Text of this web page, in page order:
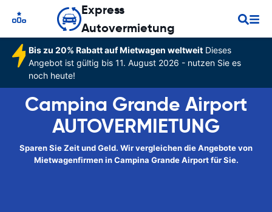
Express
Autovermietung
Bis zu 20% Rabatt auf Mietwagen weltweitDieses
Angebot ist gültig bis 11. August 2026 - nutzen Sie es
noch heute!
Campina Grande Airport
AUTOVERMIETUNG
Sparen Sie Zeit und Geld. Wir vergleichen die Angebote von
Mietwagenfirmen in Campina Grande Airport für Sie.